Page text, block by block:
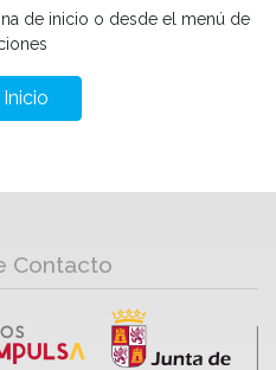
de inicio o desde el menú de
Inicio
Contacto